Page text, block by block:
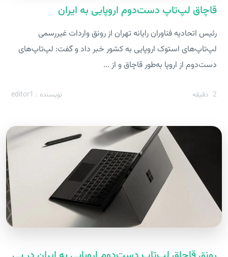
قاچاق لپ‌تاپ دست‌دوم اروپایی به ایران
رئیس اتحادیه فناوران رایانه تهران از رونق واردات غیررسمی
لپ‌تاپ‌های استوک اروپایی به کشور خبر داد و گفت: لپ‌تاپ‌های
دست‌دوم از اروپا به‌طور قاچاق و از ...
2 دقیقه نویسنده : editor1